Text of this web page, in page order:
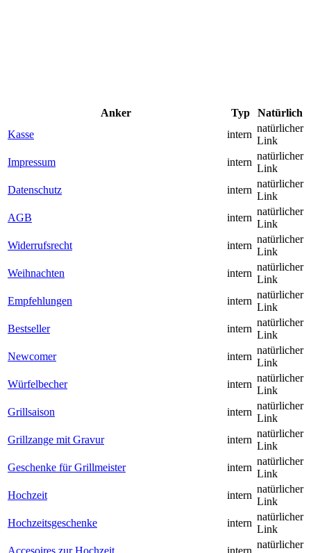
Anker Typ
Natürlich
Kasse
intern
natürlicher
Link
Impressum
intern
natürlicher
Link
Datenschutz
intern
natürlicher
Link
AGB
intern
natürlicher
Link
Widerrufsrecht
intern
natürlicher
Link
Weihnachten
intern
natürlicher
Link
Empfehlungen
intern
natürlicher
Link
Bestseller
intern
natürlicher
Link
Newcomer
intern
natürlicher
Link
Würfelbecher
intern
natürlicher
Link
Grillsaison
intern
natürlicher
Link
Grillzange mit Gravur
intern
natürlicher
Link
Geschenke für Grillmeister
intern
natürlicher
Link
Hochzeit
intern
natürlicher
Link
Hochzeitsgeschenke
intern
natürlicher
Link
natürlicher